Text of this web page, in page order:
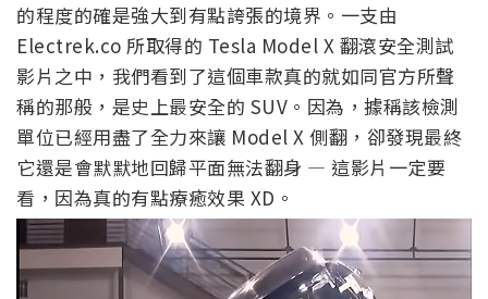
的程度的確是強大到有點誇張的境界。一支由
Electrek.co 所取得的 Tesla Model X 翻滾安全測試
影片之中，我們看到了這個車款真的就如同官方所聲
稱的那般，是史上最安全的 SUV。因為，據稱該檢測
單位已經用盡了全力來讓 Model X 側翻，卻發現最終
它還是會默默地回歸平面無法翻身 — 這影片一定要
看，因為真的有點療癒效果 XD。